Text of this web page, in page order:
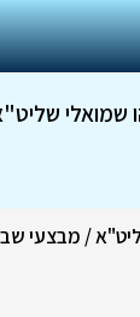
שמואלי
/ מבצעי